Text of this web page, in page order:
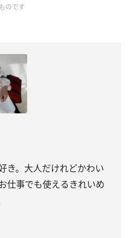
のです
き。大人だけれどかわい
仕事でも使えるきれいめ